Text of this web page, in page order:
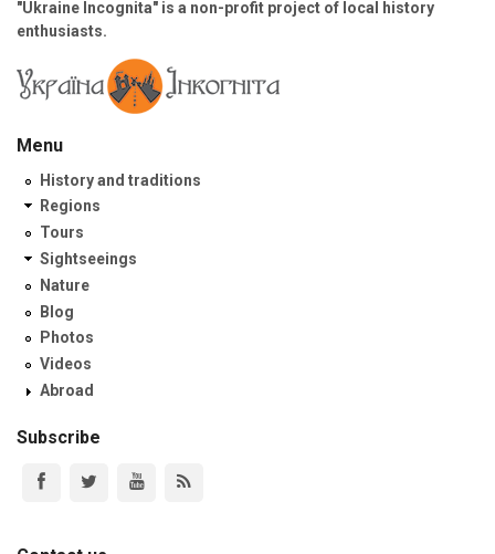
"Ukraine Incognita" is a non-profit project of local history
enthusiasts.
Menu
History and traditions
Regions
Tours
Sightseeings
Nature
Blog
Photos
Videos
Abroad
Subscribe